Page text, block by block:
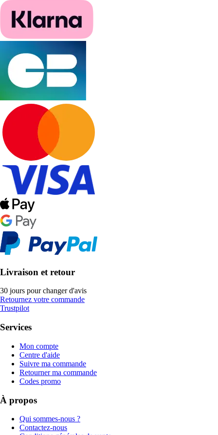
Livraison et retour
30 jours pour changer d'avis
Retournez votre commande
Trustpilot
Services
Mon compte
Centre d'aide
Suivre ma commande
Retourner ma commande
Codes promo
À propos
Qui sommes-nous ?
Contactez-nous